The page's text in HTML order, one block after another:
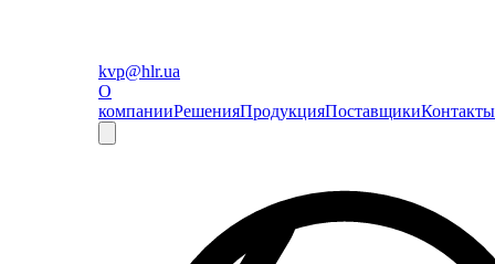
kvp@hlr.ua
О
компанииРешенияПродукцияПоставщикиКонтакты